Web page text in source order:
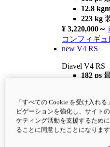
12.8
223 kg
¥ 3,220,000～ i
コンフィギ
new V4 RS
Diavel V4 RS
182 ps
¥4,400,000 i
コンフィギュ
newV4 RS
「すべての Cookie を受け入れ
ビゲーションを強化し、サイト
ケティング活動を支援するため
ることに同意したことになります